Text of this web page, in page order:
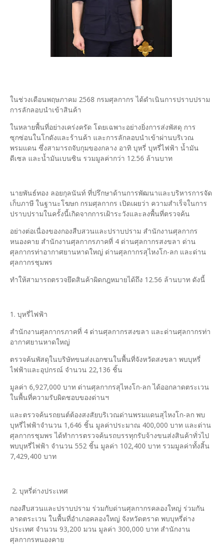
ในช่วงเดือนพฤษภาคม 2568 กรมศุลกากร ได้ดำเนินการปราบปราม
การลักลอบนำเข้าสินค้า
ในหลายพื้นที่อย่างเคร่งครัด โดยเฉพาะอย่างยิ่งการส่งพัสดุ การ
ซุกซ่อนในโกดังและร้านค้า และการลักลอบนำเข้าผ่านบริเวณ
พรมแดน ซึ่งสามารถจับกุมของกลาง อาทิ บุหรี่ บุหรี่ไฟฟ้า น้ำมัน
ดีเซล และน้ำมันเบนซิน รวมมูลค่ากว่า 12.56 ล้านบาท
นายพันธ์ทอง ลอยกุลนันท์ ที่ปรึกษาด้านการพัฒนาและบริหารการจัด
เก็บภาษี ในฐานะโฆษก กรมศุลกากร เปิดเผยว่า ความสำเร็จในการ
ปราบปรามในครั้งนี้เกิดจากการเฝ้าระวังและลงพื้นที่ตรวจค้น
อย่างต่อเนื่องของกองสืบสวนและปราบปราม สำนักงานศุลกากร
หนองคาย สำนักงานศุลกากรภาคที่ 4 ด่านศุลกากรสงขลา ด่าน
ศุลกากรท่าอากาศยานหาดใหญ่ ด่านศุลกากรสุไหงโก-ลก และด่าน
ศุลกากรชุมพร
ทำให้สามารถตรวจยึดสินค้าผิดกฎหมายได้ถึง 12.56 ล้านบาท ดังนี้
1. บุหรี่ไฟฟ้า
สำนักงานศุลกากรภาคที่ 4 ด่านศุลกากรสงขลา และด่านศุลกากรท่า
อากาศยานหาดใหญ่
ตรวจค้นพัสดุในบริษัทขนส่งเอกชนในพื้นที่จังหวัดสงขลา พบบุหรี่
ไฟฟ้าและอุปกรณ์ จำนวน 22,136 ชิ้น
มูลค่า 6,927,000 บาท ด่านศุลกากรสุไหงโก-ลก ได้ออกลาดตระเวน
ในพื้นที่ความรับผิดชอบของด่านฯ
และตรวจค้นรถยนต์ต้องสงสัยบริเวณด่านพรมแดนสุไหงโก-ลก พบ
บุหรี่ไฟฟ้าจำนวน 1,646 ชิ้น มูลค่าประมาณ 400,000 บาท และด่าน
ศุลกากรชุมพร ได้ทำการตรวจค้นรถบรรทุกรับจ้างขนส่งสินค้าทั่วไป
พบบุหรี่ไฟฟ้า จำนวน 552 ชิ้น มูลค่า 102,400 บาท รวมมูลค่าทั้งสิ้น
7,429,400 บาท
2. บุหรี่ต่างประเทศ
กองสืบสวนและปราบปราม ร่วมกับด่านศุลกากรคลองใหญ่ ร่วมกัน
ลาดตระเวน ในพื้นที่อำเภอคลองใหญ่ จังหวัดตราด พบบุหรี่ต่าง
ประเทศ จำนวน 93,200 มวน มูลค่า 300,000 บาท สำนักงาน
ศุลกากรหนองคาย